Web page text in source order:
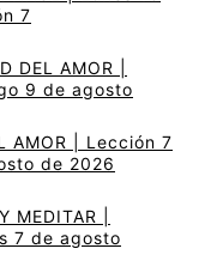
7
DEL AMOR |
9 de agosto
AMOR | Lección 7
de 2026
MEDITAR |
7 de agosto